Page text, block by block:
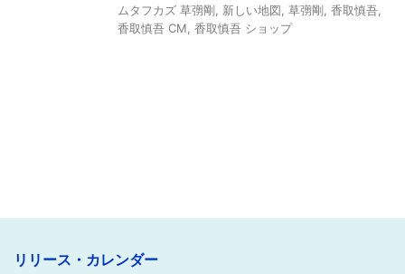
ムタフカズ 草彅剛
新しい地図 草彅剛 香取慎吾
香取慎吾 CM 香取慎吾 ショップ
リリース・カレンダー